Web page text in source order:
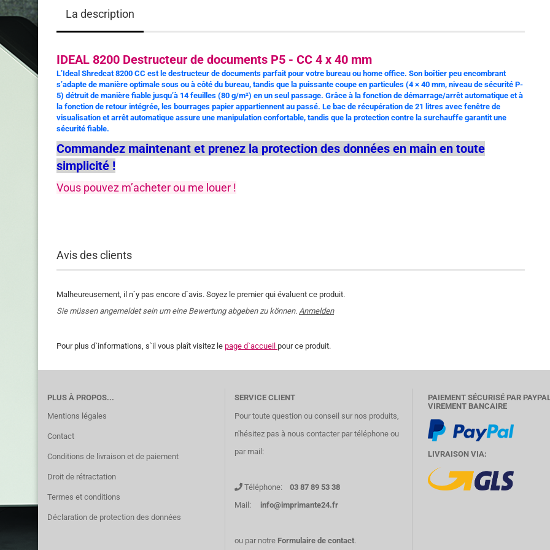
La description
IDEAL 8200 Destructeur de documents P5 - CC 4 x 40 mm
L’Ideal Shredcat 8200 CC est le destructeur de documents parfait pour votre bureau ou home office. Son boîtier peu encombrant
s’adapte de manière optimale sous ou à côté du bureau, tandis que la puissante coupe en particules (4 × 40 mm, niveau de sécurité P-
5) détruit de manière fiable jusqu’à 14 feuilles (80 g/m²) en un seul passage. Grâce à la fonction de démarrage/arrêt automatique et à
la fonction de retour intégrée, les bourrages papier appartiennent au passé. Le bac de récupération de 21 litres avec fenêtre de
visualisation et arrêt automatique assure une manipulation confortable, tandis que la protection contre la surchauffe garantit une
sécurité fiable.
Commandez maintenant et prenez la protection des données en main en toute
simplicité !
Vous pouvez m’acheter ou me louer !
Avis des clients
Malheureusement, il n`y pas encore d`avis. Soyez le premier qui évaluent ce produit.
Sie müssen angemeldet sein um eine Bewertung abgeben zu können. Anmelden
Pour plus d`informations, s`il vous plaît visitez le page d`accueil pour ce produit.
PLUS À PROPOS...
Mentions légales
Contact
Conditions de livraison et de paiement
Droit de rétractation
Termes et conditions
Déclaration de protection des données
SERVICE CLIENT
Pour toute question ou conseil sur nos produits,
n'hésitez pas à nous contacter par téléphone ou
par mail:
Téléphone: 03 87 89 53 38
Mail:
info@imprimante24.fr
ou par notre Formulaire de contact.
PAIEMENT SÉCURISÉ PAR
VIREMENT BANCAIRE
LIVRAISON VIA: